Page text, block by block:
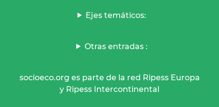
Ejes temáticos:
Otras entradas :
socioeco.org es parte de la red Ripess Europa
y Ripess Intercontinental